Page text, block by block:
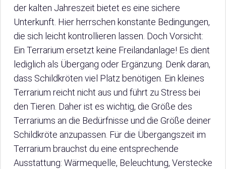
der kalten Jahreszeit bietet es eine sichere
Unterkunft. Hier herrschen konstante Bedingungen,
die sich leicht kontrollieren lassen. Doch Vorsicht:
Ein Terrarium ersetzt keine Freilandanlage! Es dient
lediglich als Übergang oder Ergänzung. Denk daran,
dass Schildkröten viel Platz benötigen. Ein kleines
Terrarium reicht nicht aus und führt zu Stress bei
den Tieren. Daher ist es wichtig, die Größe des
Terrariums an die Bedürfnisse und die Größe deiner
Schildkröte anzupassen. Für die Übergangszeit im
Terrarium brauchst du eine entsprechende
Ausstattung: Wärmequelle, Beleuchtung, Verstecke